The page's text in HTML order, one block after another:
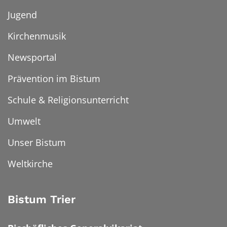
Jugend
Kirchenmusik
Newsportal
Prävention im Bistum
Schule & Religionsunterricht
Umwelt
Unser Bistum
Weltkirche
Bistum Trier